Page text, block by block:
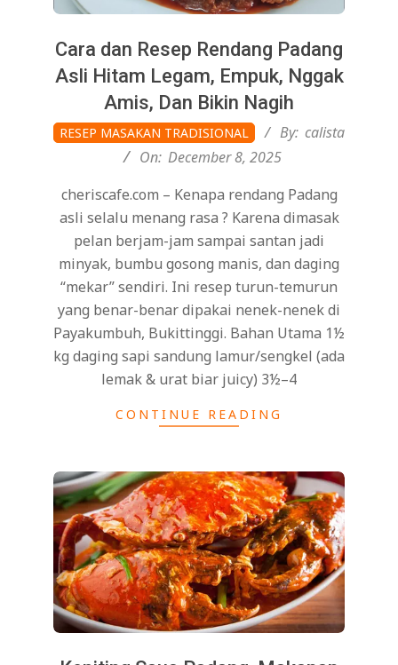
Cara dan Resep Rendang Padang
Asli Hitam Legam, Empuk, Nggak
Amis, Dan Bikin Nagih
2025-
RESEP MASAKAN TRADISIONAL By: calista
On: December 8, 2025
cheriscafe.com – Kenapa rendang Padang
asli selalu menang rasa ? Karena dimasak
pelan berjam-jam sampai santan jadi
minyak, bumbu gosong manis, dan daging
“mekar” sendiri. Ini resep turun-temurun
yang benar-benar dipakai nenek-nenek di
Payakumbuh, Bukittinggi. Bahan Utama 1½
kg daging sapi sandung lamur/sengkel (ada
lemak & urat biar juicy) 3½–4
CONTINUE READING